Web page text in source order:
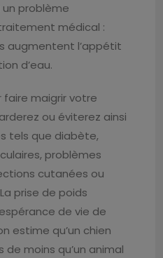
problème
médical :
augmentent l’appétit
d’eau.
faire maigrir votre
ou éviterez ainsi
tels que diabète,
problèmes
cutanées ou
prise de poids
de vie de
estime qu’un chien
moins qu’un animal